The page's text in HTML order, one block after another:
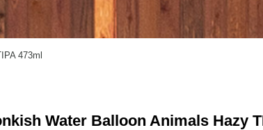
473ml
Water Balloon Animals Hazy